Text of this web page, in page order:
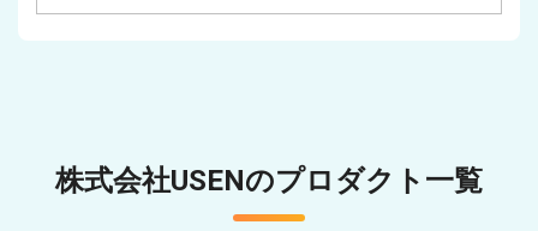
株式会社USENのプロダクト一覧